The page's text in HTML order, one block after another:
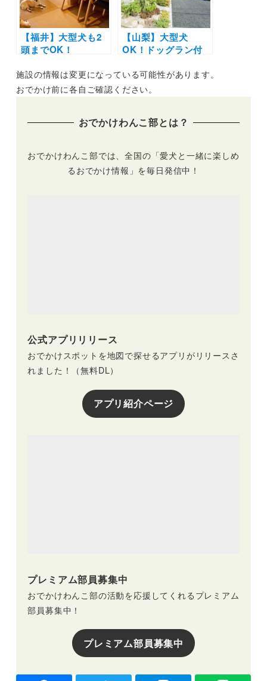
【福井】大型犬も2
頭までOK！
室で自家源泉を堪能
できるおこもりホテ
プン
【山梨】大型犬
OK！ドッグラン付
「Rakuten STAY
VILLA 八岳」がオー
施設の情報は変更になっている可能性があります。
おでかけ前に各自ご確認ください。
おでかけわんこ部とは？
おでかけわんこ部では、全国の「愛犬と一緒に楽しめ
るおでかけ情報」を毎日発信中！
公式アプリリリース
おでかけスポットを地図で探せるアプリがリリースさ
れました！（無料DL）
アプリ紹介ページ
プレミアム部員募集中
おでかけわんこ部の活動を応援してくれるプレミアム
部員募集中！
プレミアム部員募集中